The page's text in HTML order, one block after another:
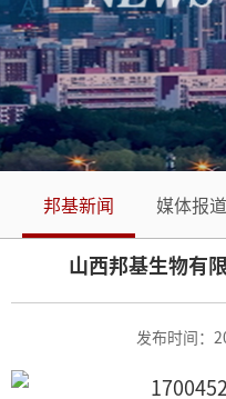
邦基新闻 媒体报道
山西邦基生物有
发布时间：
心
者
关
系
力
资
源
联
系
我